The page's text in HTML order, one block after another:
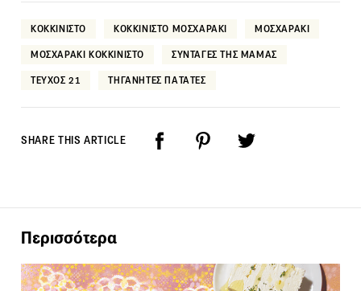
ΚΟΚΚΙΝΙΣΤΟ ΚΟΚΚΙΝΙΣΤΟ ΜΟΣΧΑΡΑΚΙ ΜΟΣΧΑΡΑΚΙ
ΜΟΣΧΑΡΑΚΙ ΚΟΚΚΙΝΙΣΤΟ ΣΥΝΤΑΓΕΣ ΤΗΣ ΜΑΜΑΣ
ΤΕΥΧΟΣ 21 ΤΗΓΑΝΗΤΕΣ ΠΑΤΑΤΕΣ
SHARE THIS ARTICLE
Περισσότερα